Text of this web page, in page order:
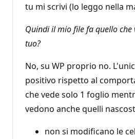
tu mi scrivi (lo leggo nella
Quindi il mio file fa quello che
tuo?
No, su WP proprio no.
positivo rispetto al
che vede solo 1 foglio
vedono anche quelli
non si modificano le